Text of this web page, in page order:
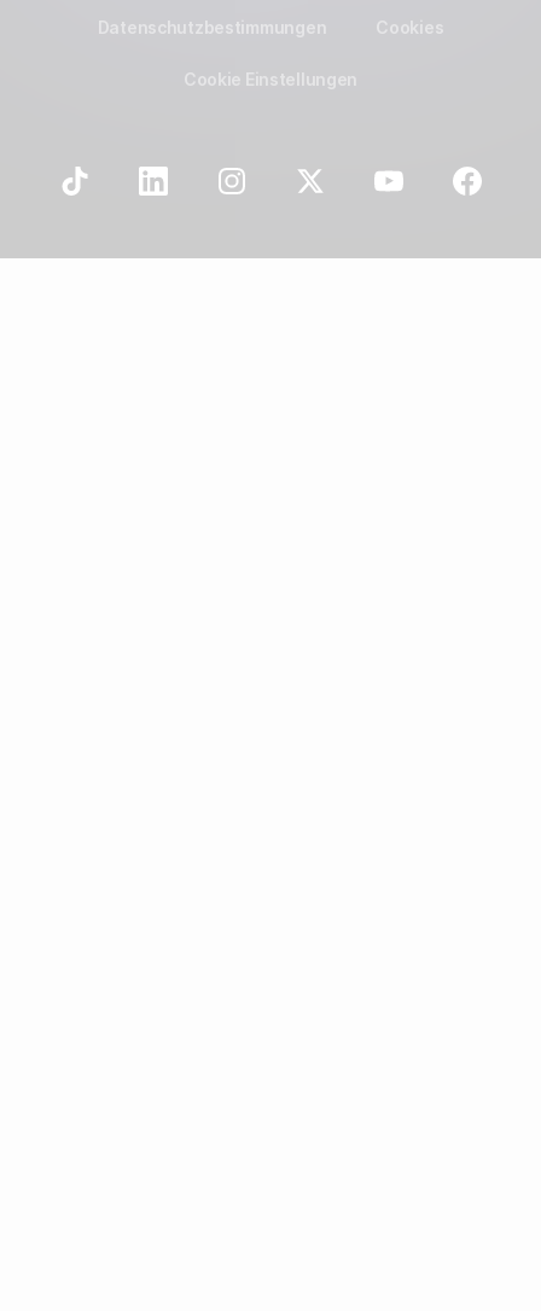
Datenschutzbestimmungen Cookies
Cookie Einstellungen